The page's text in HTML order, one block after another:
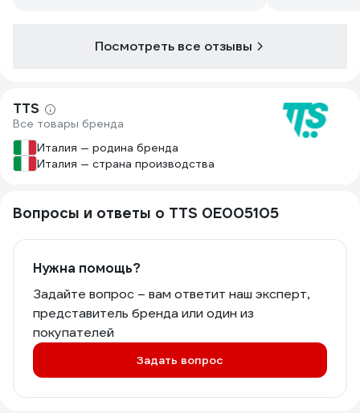
Посмотреть все отзывы
TTS
Все товары бренда
Италия — родина бренда
Италия — страна производства
Вопросы и ответы о TTS 0E005105
Нужна помощь?
Задайте вопрос – вам ответит наш эксперт,
представитель бренда или один из
покупателей
Задать вопрос